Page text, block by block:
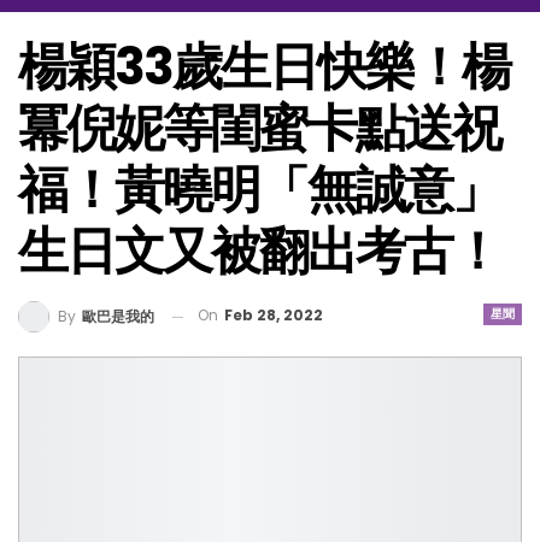
楊穎33歲生日快樂！楊
冪倪妮等閨蜜卡點送祝
福！黃曉明「無誠意」
生日文又被翻出考古！
星聞
By 歐巴是我的 On Feb 28, 2022